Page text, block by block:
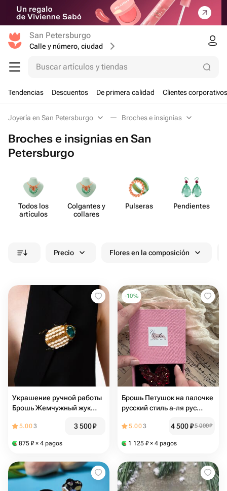
San Petersburgo
Calle y número, ciudad
Buscar artículos y tiendas
Tendencias Descuentos De primera calidad Clientes corporativos
Joyería en San Petersburgo Broches e insignias
Broches e insignias en San
Petersburgo
Todos los
artículos
Colgantes y
collares
Pulseras Pend​ientes
Precio Flores en la composición
Украшение ручной работы
Брошь Жемчужный жук
5.003 3 500₽
875 ₽ × 4 pagos
-10%
Брошь Петушок на палочке
русский стиль а-ля рус
5.003 4 500₽5 000₽
1 125 ₽ × 4 pagos